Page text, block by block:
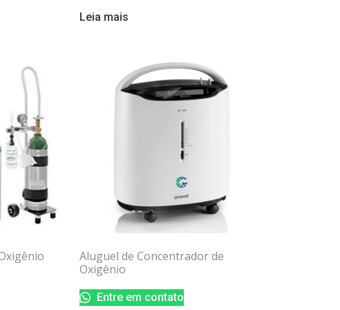
Leia mais
Aluguel de Concentrador de
Oxigênio
Entre em contato